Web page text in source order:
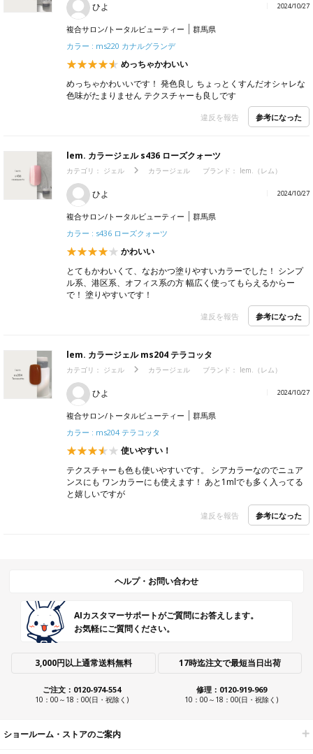
ひよ 2024/10/27
複合サロン/トータルビューティー
群馬県
カラー : ms220 カナルグランデ
めっちゃかわいい
めっちゃかわいいです！ 発色良し ちょっとくすんだオシャレな
色味がたまりません テクスチャーも良しです
違反を報告 参考になった
lem. カラージェル s436 ローズクォーツ
カテゴリ： ジェル カラージェル ブランド： lem.（レム）
ひよ 2024/10/27
複合サロン/トータルビューティー
群馬県
カラー : s436 ローズクォーツ
かわいい
とてもかわいくて、なおかつ塗りやすいカラーでした！ シンプ
ル系、港区系、オフィス系の方 幅広く使ってもらえるからー
で！ 塗りやすいです！
違反を報告 参考になった
lem. カラージェル ms204 テラコッタ
カテゴリ： ジェル カラージェル ブランド： lem.（レム）
ひよ 2024/10/27
複合サロン/トータルビューティー
群馬県
カラー : ms204 テラコッタ
使いやすい！
テクスチャーも色も使いやすいです。 シアカラーなのでニュア
ンスにも ワンカラーにも使えます！ あと1mlでも多く入ってる
と嬉しいですが
違反を報告 参考になった
ヘルプ・お問い合わせ
AIカスタマーサポートがご質問にお答えします。
お気軽にご質問ください。
3,000円以上通常送料無料 17時迄注文で最短当日出荷
ご注文：0120-974-554
10：00～18：00(日・祝除く)
修理：0120-919-969
10：00～18：00(日・祝除く)
ショールーム・ストアのご案内